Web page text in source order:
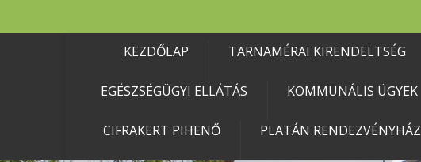
KEZDŐLAP TARNAMÉRAI KIRENDELTSÉG
EGÉSZSÉGÜGYI ELLÁTÁS KOMMUNÁLIS ÜGYEK
CIFRAKERT PIHENŐ PLATÁN RENDEZVÉNYHÁZ